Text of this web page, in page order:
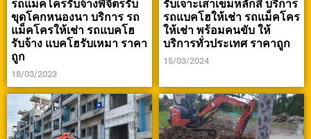
รถแม็คโครรับจ้างพิจิตรรับ
ขุดโคกหนองนา บริการ รถ
แม็คโครให้เช่า รถแบคโฮ
รับจ้าง แบคโฮรับเหมา ราคา
ถูก
18/03/2023
รับเจาะเสาเข็มหลักสี่ บริการ
รถแบคโฮให้เช่า รถแม็คโคร
ให้เช่า พร้อมคนขับ ให้
บริการทั่วประเทศ ราคาถูก
15/03/2024